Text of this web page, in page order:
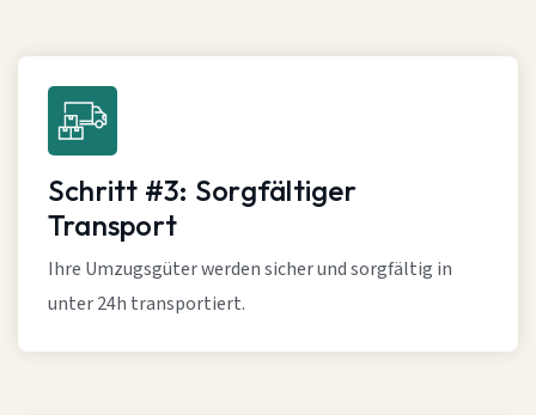
Schritt #3: Sorgfältiger
Transport
Ihre Umzugsgüter werden sicher und sorgfältig in
unter 24h transportiert.